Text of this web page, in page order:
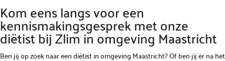
Kom eens langs voor een
kennismakingsgesprek met onze
diëtist bij Zlim in omgeving Maastricht
Ben jij op zoek naar een diëtist in omgeving Maastricht? Of ben jij er na het